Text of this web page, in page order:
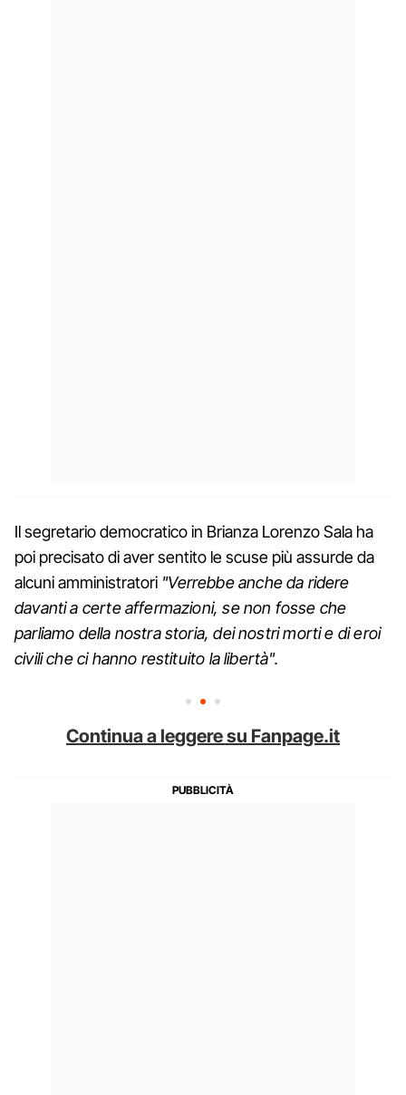
Il segretario democratico in Brianza Lorenzo Sala ha
poi precisato di aver sentito le scuse più assurde da
alcuni amministratori "Verrebbe anche da ridere
davanti a certe affermazioni, se non fosse che
parliamo della nostra storia, dei nostri morti e di eroi
civili che ci hanno restituito la libertà".
Continua a leggere su Fanpage.it